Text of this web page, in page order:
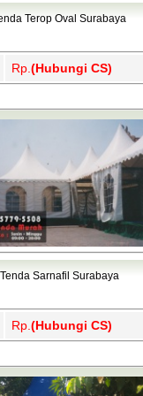
Wonosobo,
Terop Oval Surabaya
Rp. (Hubungi CS)
Sarnafil Surabaya
Rp. (Hubungi CS)